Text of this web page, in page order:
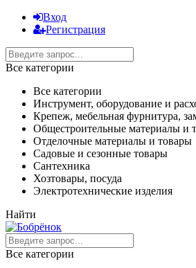
Вход
Регистрация
Все категории
Все категории
Инструмент, оборудование и
Крепеж, мебельная фурнитура,
Общестроительные материалы и
Отделочные материалы и товары
Садовые и сезонные товары
Сантехника
Хозтовары, посуда
Электротехнические изделия
Найти
Все категории